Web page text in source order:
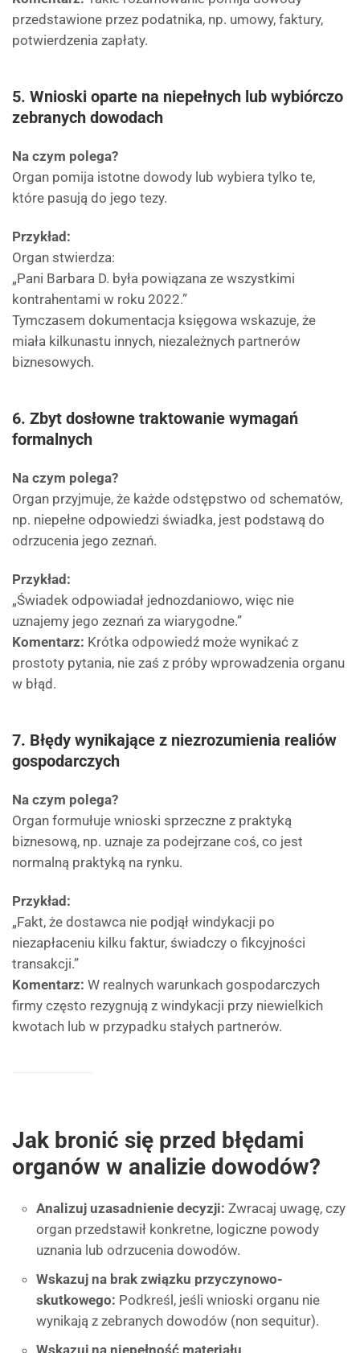
przedstawione przez podatnika, np. umowy, faktury,
potwierdzenia zapłaty.
5. Wnioski oparte na niepełnych lub wybiórczo
zebranych dowodach
Na czym polega?
Organ pomija istotne dowody lub wybiera tylko te,
które pasują do jego tezy.
Przykład:
Organ stwierdza:
„Pani Barbara D. była powiązana ze wszystkimi
kontrahentami w roku 2022.”
Tymczasem dokumentacja księgowa wskazuje, że
miała kilkunastu innych, niezależnych partnerów
biznesowych.
6. Zbyt dosłowne traktowanie wymagań
formalnych
Na czym polega?
Organ przyjmuje, że każde odstępstwo od schematów,
np. niepełne odpowiedzi świadka, jest podstawą do
odrzucenia jego zeznań.
Przykład:
„Świadek odpowiadał jednozdaniowo, więc nie
uznajemy jego zeznań za wiarygodne.”
Komentarz: Krótka odpowiedź może wynikać z
prostoty pytania, nie zaś z próby wprowadzenia organu
w błąd.
7. Błędy wynikające z niezrozumienia realiów
gospodarczych
Na czym polega?
Organ formułuje wnioski sprzeczne z praktyką
biznesową, np. uznaje za podejrzane coś, co jest
normalną praktyką na rynku.
Przykład:
„Fakt, że dostawca nie podjął windykacji po
niezapłaceniu kilku faktur, świadczy o fikcyjności
transakcji.”
Komentarz: W realnych warunkach gospodarczych
firmy często rezygnują z windykacji przy niewielkich
kwotach lub w przypadku stałych partnerów.
Jak bronić się przed błędami
organów w analizie dowodów?
Analizuj uzasadnienie decyzji: Zwracaj uwagę, czy
organ przedstawił konkretne, logiczne powody
uznania lub odrzucenia dowodów.
Wskazuj na brak związku przyczynowo-
skutkowego: Podkreśl, jeśli wnioski organu nie
wynikają z zebranych dowodów (non sequitur).
Wskazuj na niepełność materiału